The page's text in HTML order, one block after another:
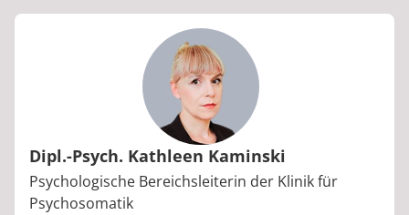
Dipl.-Psych. Kathleen Kaminski
Berufstitel:
Psychologische Bereichsleiterin der Klinik für
Psychosomatik